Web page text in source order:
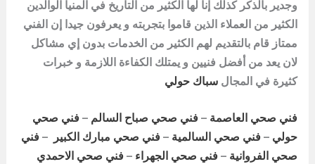
وجدير بالذكر كذلك إنا لها الكثير من التاريخ في المنيا الوالدين
الكثير من العملاء الذين قاموا بتجربته و يعرفون جيدا إن الفني
ممتاز قام بالتقديم لهم الكثير من الخدمات بدون إي مشاكل
لان يعد من أفضل فنيين و يمتلك الكفاءة اللازمة و خبرات
كثيرة في المجال سباك حولي
فني صحي العاصمة – فني صحي صباح السالم – فني صحي
حولي – فني صحي السالمية – فني صحي مبارك الكبير – فني
صحي الفروانية – فني صحي الجهراء – فني صحي الاحمدي